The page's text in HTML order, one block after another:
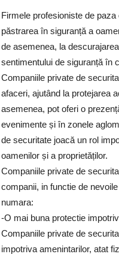
Firmele profesioniste de
păstrarea în siguranță a
de asemenea, la
sentimentului de siguranță în
Companiile private de
afaceri, ajutând la protejarea
asemenea, pot oferi o
evenimente și în zonele
de securitate joacă un rol
oamenilor și a proprietăților.
Companiile private de
companii, in functie de
numara:
-O mai buna protectie
Companiile private de
impotriva amenintarilor, atat